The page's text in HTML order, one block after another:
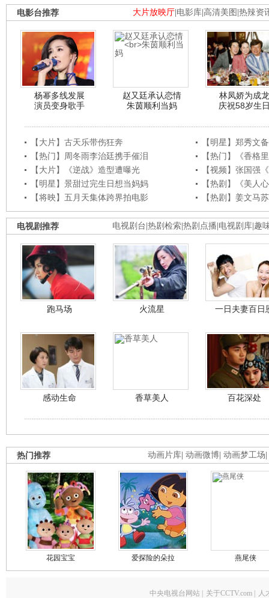
大片放映厅 电影库 高清美图 热辣资
电影台推荐
杨幂多线发展
演员变身歌手
赵又廷承认恋情
朱茵顺利当妈
林凤娇为成龙
庆祝58岁生
【大片】古天乐带伤狂奔
【明星】郑秀文
【热门】周冬雨李治廷携手催泪
【热门】《香格
【大片】《逆战》造型遭曝光
【视频】张国强
【明星】景甜过完生日想当妈妈
【热剧】《美人
【将映】五月天集体跨界拍电影
【热剧】姜文马
电视剧台 热剧检索 热剧点播 电视剧库 趣
电视剧推荐
跑马场 火流星 一日夫妻百日
感动生命 香草美人 百花深处
动画片库 动画微博 动画梦工场
热门推荐
花园宝宝 爱探险的朵拉 燕尾侠
中央电视台网站 关于CCTV.com 人